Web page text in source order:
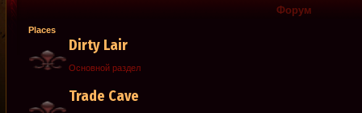
Форум
Places
Dirty Lair
Основной раздел
Trade Cave